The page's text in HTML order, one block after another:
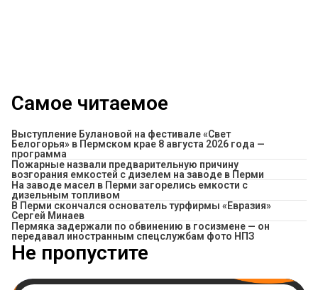
Самое читаемое
Выступление Булановой на фестивале «Свет
Белогорья» в Пермском крае 8 августа 2026 года —
программа
Пожарные назвали предварительную причину
возгорания емкостей с дизелем на заводе в Перми
На заводе масел в Перми загорелись емкости с
дизельным топливом
В Перми скончался основатель турфирмы «Евразия»
Сергей Минаев
Пермяка задержали по обвинению в госизмене — он
передавал иностранным спецслужбам фото НПЗ
Не пропустите